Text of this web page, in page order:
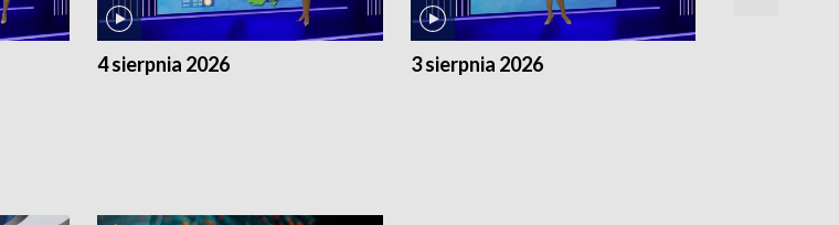
4 sierpnia 2026 3 sierpnia 2026